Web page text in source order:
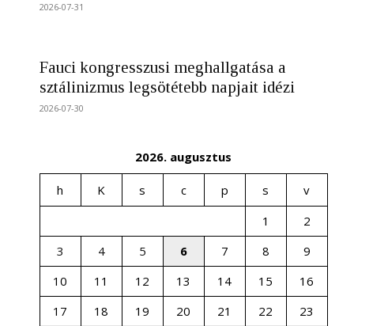
2026-07-31
Fauci kongresszusi meghallgatása a
sztálinizmus legsötétebb napjait idézi
2026-07-30
2026. augusztus
h K s c p s
v
1
2
3
4 5 6 7 8
9
10
11 12 13 14 15
16
17
18 19 20 21 22
23